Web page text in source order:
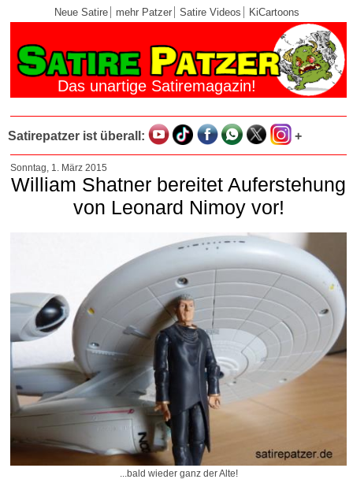
Neue Satire mehr Patzer Satire Videos KiCartoons
Das unartige Satiremagazin!
Satirepatzer ist überall: +
Sonntag, 1. März 2015
William Shatner bereitet Auferstehung
von Leonard Nimoy vor!
...bald wieder ganz der Alte!